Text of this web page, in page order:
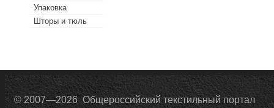
Упаковка
Шторы и тюль
© 2007—2026 Общероссийский текстильный портал